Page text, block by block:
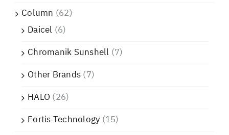
Column (62)
Daicel (6)
Chromanik Sunshell (7)
Other Brands(7)
HALO (26)
Fortis Technology (15)